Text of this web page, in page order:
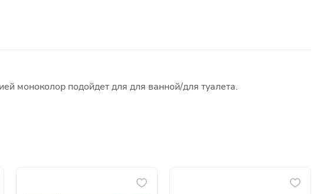
моноколор подойдет для для ванной/для туалета.